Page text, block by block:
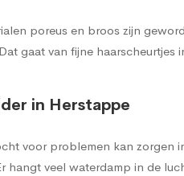
poreus en broos zijn
gaat van fijne
in Herstappe
voor problemen kan
hangt veel waterdamp in de